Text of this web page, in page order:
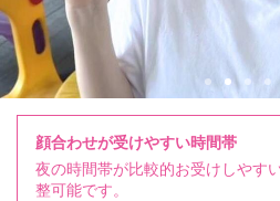
顔合わせが受けやすい時間帯
夜の時間帯が比較的お受けしやす
整可能です。